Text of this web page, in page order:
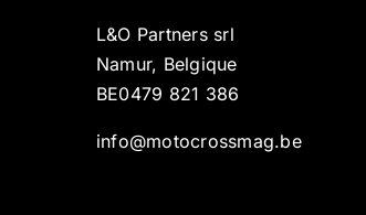
L&O Partners srl
Namur, Belgique
BE0479 821 386
info@motocrossmag.be